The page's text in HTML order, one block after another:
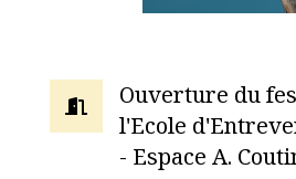

Ouverture du
l'Ecole
- Espace A.